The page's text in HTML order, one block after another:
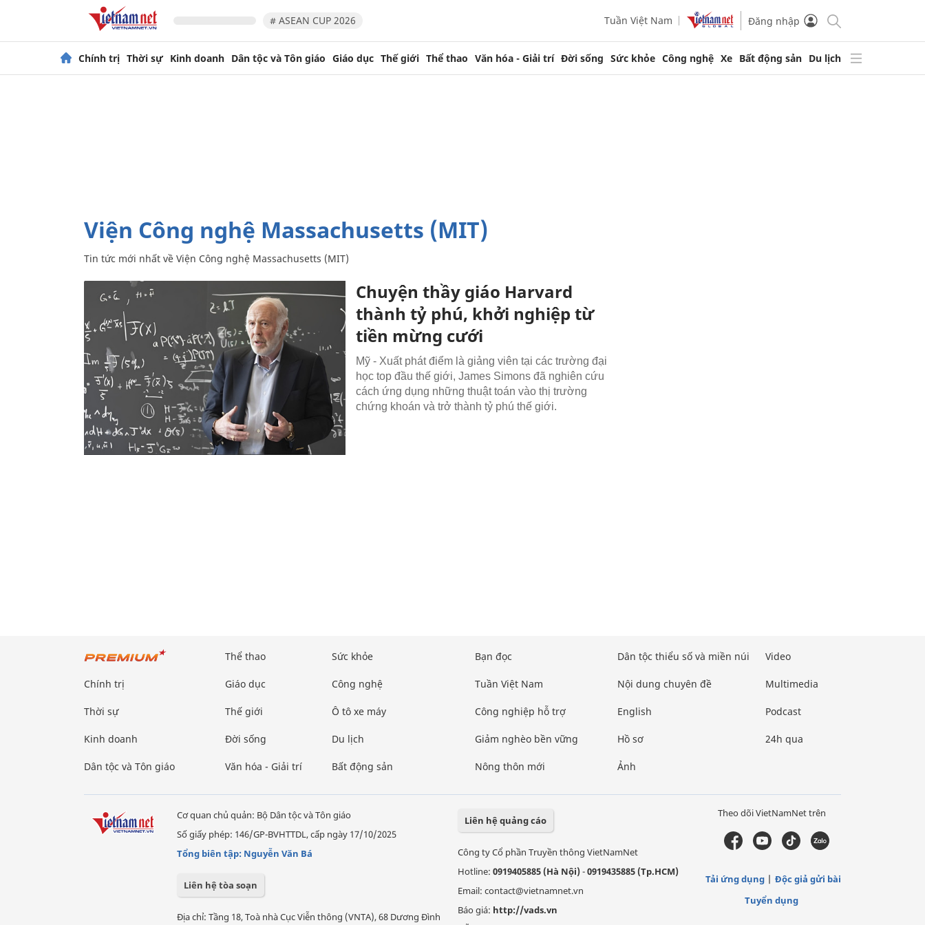
# ASEAN CUP 2026 Tuần Việt Nam Đăng nhập
Chính trị Thời sự Kinh doanh Dân tộc và Tôn giáo Giáo dục Thế giới Thể thao Văn hóa - Giải trí Đời sống Sức khỏe Công nghệ Xe Bất động sản Du lịch
Viện Công nghệ Massachusetts (MIT)
Tin tức mới nhất về Viện Công nghệ Massachusetts (MIT)
Chuyện thầy giáo Harvard
thành tỷ phú, khởi nghiệp từ
tiền mừng cưới
Mỹ - Xuất phát điểm là giảng viên tại các trường đại
học top đầu thế giới, James Simons đã nghiên cứu
cách ứng dụng những thuật toán vào thị trường
chứng khoán và trở thành tỷ phú thế giới.
Chính trị
Thời sự
Kinh doanh
Dân tộc và Tôn giáo
Thể thao
Giáo dục
Thế giới
Đời sống
Văn hóa - Giải trí
Sức khỏe
Công nghệ
Ô tô xe máy
Du lịch
Bất động sản
Bạn đọc
Tuần Việt Nam
Công nghiệp hỗ trợ
Giảm nghèo bền vững
Nông thôn mới
Dân tộc thiểu số và miền núi
Nội dung chuyên đề
English
Hồ sơ
Ảnh
Video
Multimedia
Podcast
24h qua
Cơ quan chủ quản: Bộ Dân tộc và Tôn giáo
Số giấy phép: 146/GP-BVHTTDL, cấp ngày 17/10/2025
Tổng biên tập: Nguyễn Văn Bá
Liên hệ tòa soạn
Địa chỉ: Tầng 18, Toà nhà Cục Viễn thông (VNTA), 68 Dương Đình
Liên hệ quảng cáo
Công ty Cổ phần Truyền thông VietNamNet
Hotline: 0919405885 (Hà Nội)-0919435885 (Tp.HCM)
Email: contact@vietnamnet.vn
Báo giá: http://vads.vn
Theo dõi VietNamNet trên
Tải ứng dụng
Độc giả gửi bài
Tuyển dụng